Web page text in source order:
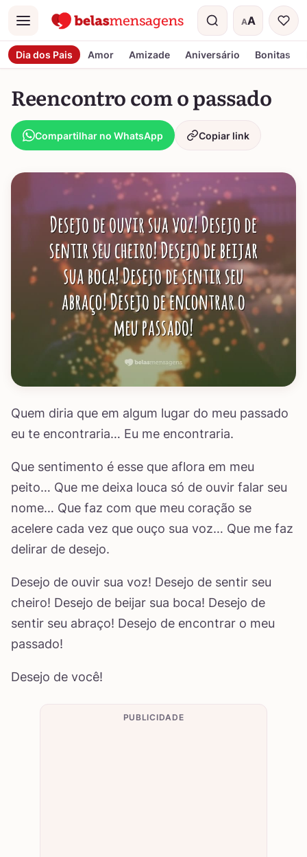
Menu AA
Tamanho do
Dia dos Pais Amor Amizade Aniversário Bonitas
Reencontro com o passado
Compartilhar no WhatsApp Copiar link
Quem diria que em algum lugar do meu passado
eu te encontraria… Eu me encontraria.
Que sentimento é esse que aflora em meu
peito… Que me deixa louca só de ouvir falar seu
nome… Que faz com que meu coração se
acelere cada vez que ouço sua voz… Que me faz
delirar de desejo.
Desejo de ouvir sua voz! Desejo de sentir seu
cheiro! Desejo de beijar sua boca! Desejo de
sentir seu abraço! Desejo de encontrar o meu
passado!
Desejo de você!
PUBLICIDADE